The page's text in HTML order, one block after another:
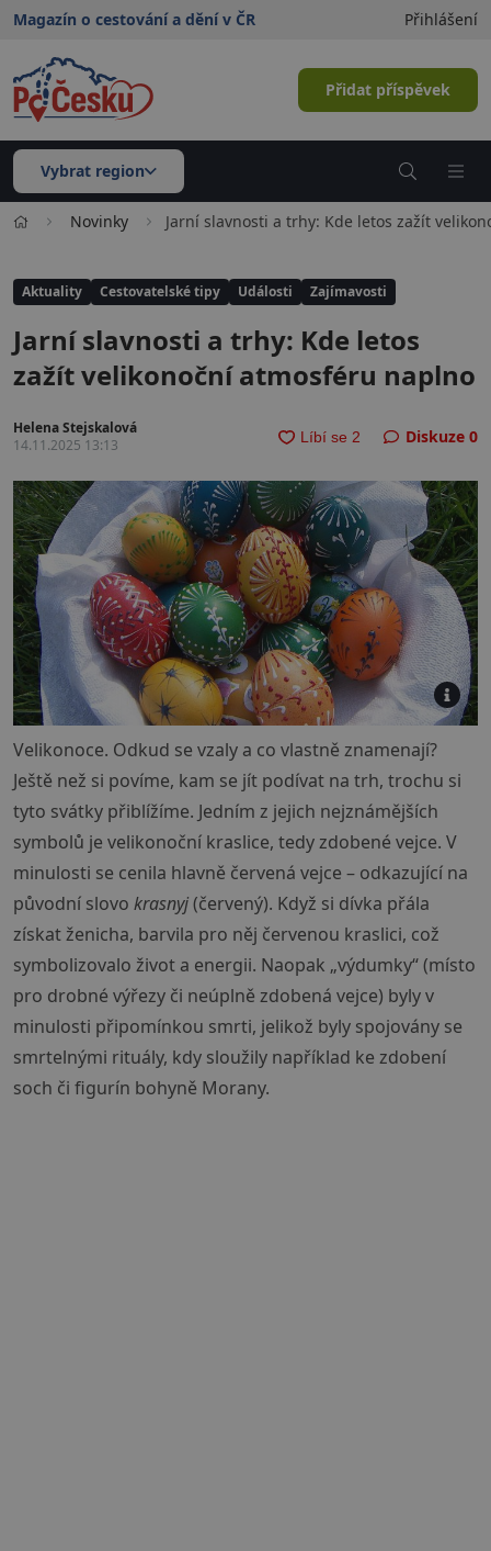
Magazín o cestování a dění v ČR Přihlášení
Přidat příspěvek
Vybrat region
Novinky Jarní slavnosti a trhy: Kde letos zažít
Aktuality Cestovatelské tipy Události Zajímavosti
Jarní slavnosti a trhy: Kde letos
zažít velikonoční atmosféru naplno
Helena Stejskalová
14.11.2025 13:13
Diskuze 0
Velikonoce. Odkud se vzaly a co vlastně znamenají?
Ještě než si povíme, kam se jít podívat na trh, trochu si
tyto svátky přiblížíme. Jedním z jejich nejznámějších
symbolů je velikonoční kraslice, tedy zdobené vejce. V
minulosti se cenila hlavně červená vejce – odkazující na
původní slovo krasnyj(červený). Když si dívka přála
získat ženicha, barvila pro něj červenou kraslici, což
symbolizovalo život a energii. Naopak „výdumky“ (místo
pro drobné výřezy či neúplně zdobená vejce) byly v
minulosti připomínkou smrti, jelikož byly spojovány se
smrtelnými rituály, kdy sloužily například ke zdobení
soch či figurín bohyně Morany.